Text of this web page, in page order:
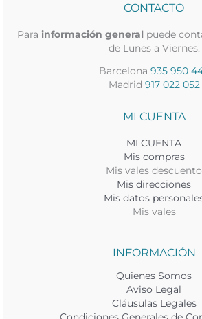
CONTACTO
Para información generalpuede
de Lunes a Viernes:
Barcelona 935 950
Madrid 917 022 052
MI CUENTA
MI CUENTA
Mis compras
Mis vales descuento
Mis direcciones
Mis datos
Mis vales
INFORMACIÓN
Quienes Somos
Aviso Legal
Cláusulas Legales
Condiciones Generales de